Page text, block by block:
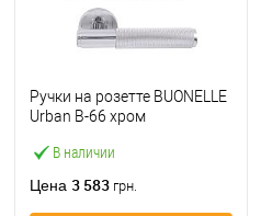
В наличии
Ручки на розетте BUONELLE
Urban B-66 хром
матовый
Цена 3 583 грн.